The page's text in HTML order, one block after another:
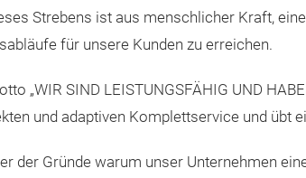
Strebens ist aus menschlicher Kraft,
für unsere Kunden zu erreichen.
„WIR SIND LEISTUNGSFÄHIG UND
und adaptiven Komplettservice und übt
der Gründe warum unser Unternehmen